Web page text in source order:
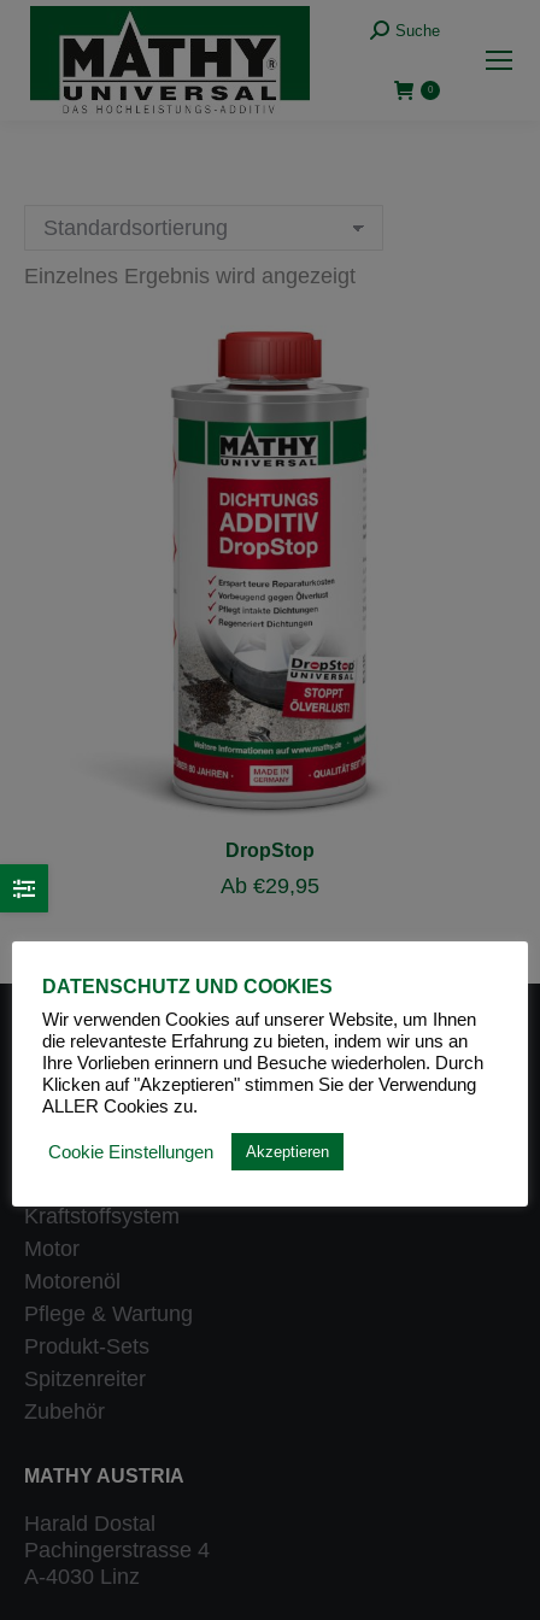
Suche:
Suche
0
Einzelnes Ergebnis wird angezeigt
DropStop
Ab €29,95
PRODUKT-KATEGORIEN
Getriebe
Heizung
Kraftstoffsystem
Motor
Motorenöl
Pflege & Wartung
Produkt-Sets
Spitzenreiter
Zubehör
MATHY AUSTRIA
Harald Dostal
Pachingerstrasse 4
A-4030 Linz
DATENSCHUTZ UND COOKIES
Wir verwenden Cookies auf unserer Website, um Ihnen
die relevanteste Erfahrung zu bieten, indem wir uns an
Ihre Vorlieben erinnern und Besuche wiederholen. Durch
Klicken auf "Akzeptieren" stimmen Sie der Verwendung
ALLER Cookies zu.
Cookie Einstellungen Akzeptieren